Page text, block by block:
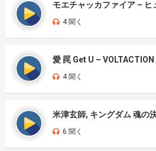
4 聞く
愛 罠 Get U – VOLTACTION
4 聞く
米津玄師, キングダム 魂の
6 聞く